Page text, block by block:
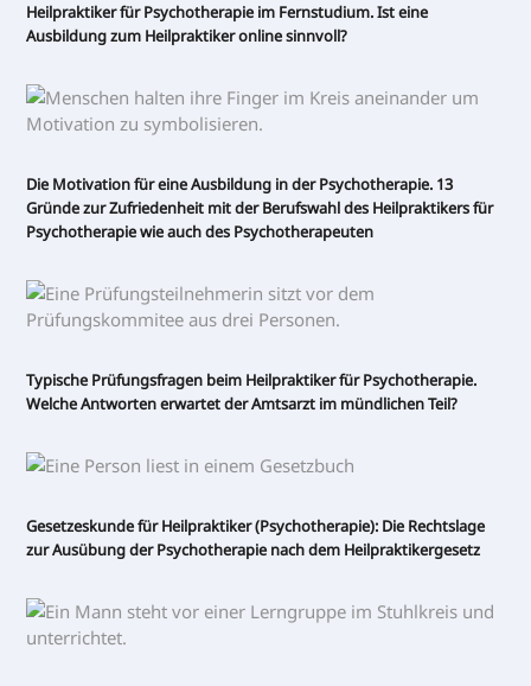
Heilpraktiker für Psychotherapie im Fernstudium. Ist eine
Ausbildung zum Heilpraktiker online sinnvoll?
Die Motivation für eine Ausbildung in der Psychotherapie. 13
Gründe zur Zufriedenheit mit der Berufswahl des Heilpraktikers für
Psychotherapie wie auch des Psychotherapeuten
Typische Prüfungsfragen beim Heilpraktiker für Psychotherapie.
Welche Antworten erwartet der Amtsarzt im mündlichen Teil?
Gesetzeskunde für Heilpraktiker (Psychotherapie): Die Rechtslage
zur Ausübung der Psychotherapie nach dem Heilpraktikergesetz